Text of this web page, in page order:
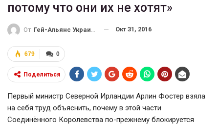
потому что они их не хотят»
От Гей-Альянс Украина Окт 31, 2016
0
679
Поделиться
Первый министр Северной Ирландии Арлин Фостер взяла
на себя труд объяснить, почему в этой части
Соединённого Королевства по-прежнему блокируется